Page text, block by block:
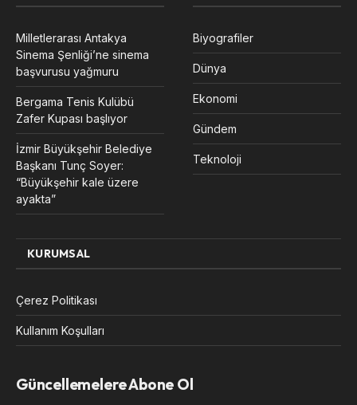
Milletlerarası Antakya
Sinema Şenliği’ne sinema
başvurusu yağmuru
Bergama Tenis Kulübü
Zafer Kupası başlıyor
İzmir Büyükşehir Belediye
Başkanı Tunç Soyer:
“Büyükşehir kale üzere
ayakta”
Biyografiler
Dünya
Ekonomi
Gündem
Teknoloji
KURUMSAL
Çerez Politikası
Kullanım Koşulları
Güncellemelere Abone Ol